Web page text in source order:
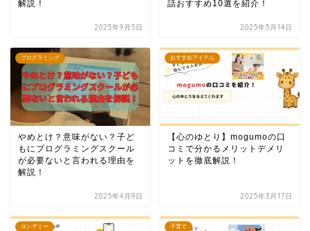
解説！
2025年9月5日
話おすすめ10選を紹介！
2025年5月14日
プログラミング
やめとけ？意味がない？子ど
もにプログラミングスクール
が必要ないと言われる理由を
解説！
2025年4月9日
おすすめアイテム
【心のゆとり】mogumoの口
コミで分かるメリットデメリ
ットを徹底解説！
2025年3月17日
ヨンデミー 子育て